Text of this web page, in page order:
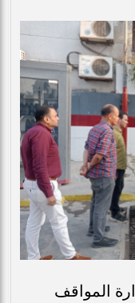
المواقف